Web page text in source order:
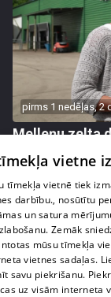
pirms 1 nedēļas, 2
Melleņu zelta
409. epizode
vietne
tīmekļa vietnē tiek
darbību., nosūtītu
un satura
Zemāk
mūsu tīmekļa
vietnes sadaļas.
savu piekrišanu.
uz visām interneta